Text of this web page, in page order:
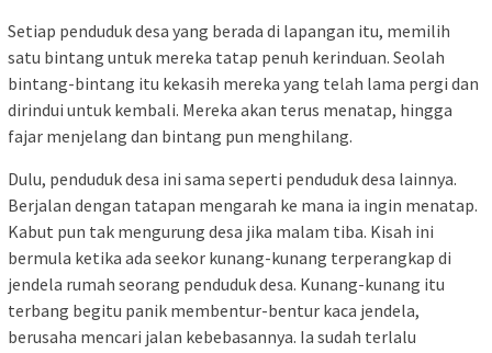
Setiap penduduk desa yang berada di lapangan itu, memilih
satu bintang untuk mereka tatap penuh kerinduan. Seolah
bintang-bintang itu kekasih mereka yang telah lama pergi dan
dirindui untuk kembali. Mereka akan terus menatap, hingga
fajar menjelang dan bintang pun menghilang.
Dulu, penduduk desa ini sama seperti penduduk desa lainnya.
Berjalan dengan tatapan mengarah ke mana ia ingin menatap.
Kabut pun tak mengurung desa jika malam tiba. Kisah ini
bermula ketika ada seekor kunang-kunang terperangkap di
jendela rumah seorang penduduk desa. Kunang-kunang itu
terbang begitu panik membentur-bentur kaca jendela,
berusaha mencari jalan kebebasannya. Ia sudah terlalu